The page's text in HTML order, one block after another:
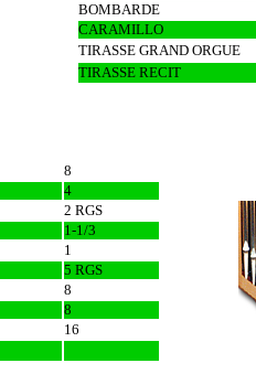
BOMBARDE
CARAMILLO
TIRASSE GRAND ORGUE
TIRASSE RECIT
8
4
2 RGS
1-1/3
1
5 RGS
8
8
16